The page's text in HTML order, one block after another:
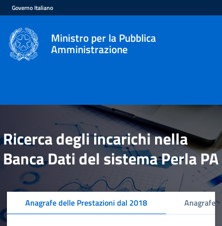
Governo Italiano
Ministro per la Pubblica
Amministrazione
Ricerca degli incarichi nella
Banca Dati del sistema Perla PA
Anagrafe delle Prestazioni dal 2018 Anagrafe